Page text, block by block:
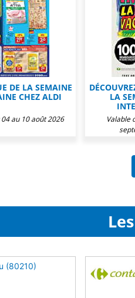
DE LA SEMAINE
CHEZ ALDI
04 au 10 août 2026
LA
Valable
(80210)